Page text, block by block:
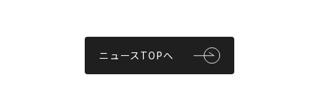
ニュースTOPへ